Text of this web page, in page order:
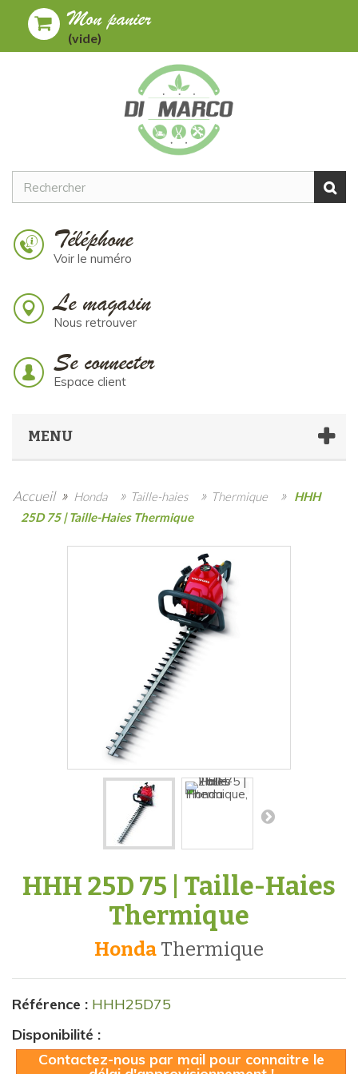
Mon panier
(vide)
Téléphone
Voir le numéro
Le magasin
Nous retrouver
Se connecter
Espace client
MENU
Accueil » Honda » Taille-haies » Thermique » HHH
25D 75 | Taille-Haies Thermique
HHH 25D 75 | Taille-Haies
Thermique
Honda thermique
Référence : HHH25D75
Disponibilité :
Contactez-nous par mail pour connaitre le